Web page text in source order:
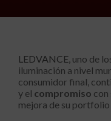
LEDVANCE, uno de
iluminación a nivel
consumidor final,
y el compromiso con
mejora de su